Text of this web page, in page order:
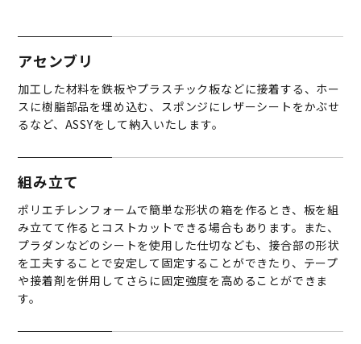
アセンブリ
加工した材料を鉄板やプラスチック板などに接着する、ホー
スに樹脂部品を埋め込む、スポンジにレザーシートをかぶせ
るなど、ASSYをして納入いたします。
組み立て
ポリエチレンフォームで簡単な形状の箱を作るとき、板を組
み立てて作るとコストカットできる場合もあります。また、
プラダンなどのシートを使用した仕切なども、接合部の形状
を工夫することで安定して固定することができたり、テープ
や接着剤を併用してさらに固定強度を高めることができま
す。